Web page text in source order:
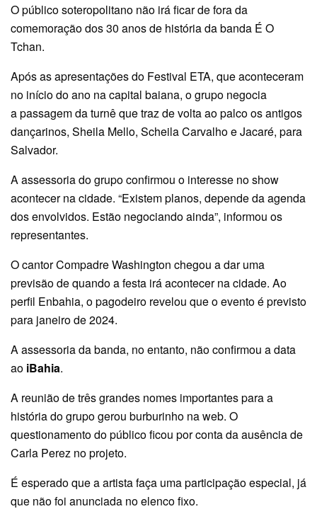
O público soteropolitano não irá ficar de fora da
comemoração dos 30 anos de história da banda É O
Tchan.
Após as apresentações do Festival ETA, que aconteceram
no início do ano na capital baiana, o grupo negocia
a passagem da turnê que traz de volta ao palco os antigos
dançarinos, Sheila Mello, Scheila Carvalho e Jacaré, para
Salvador.
A assessoria do grupo confirmou o interesse no show
acontecer na cidade. “Existem planos, depende da agenda
dos envolvidos. Estão negociando ainda”, informou os
representantes.
O cantor Compadre Washington chegou a dar uma
previsão de quando a festa irá acontecer na cidade. Ao
perfil Enbahia, o pagodeiro revelou que o evento é previsto
para janeiro de 2024.
A assessoria da banda, no entanto, não confirmou a data
ao iBahia.
A reunião de três grandes nomes importantes para a
história do grupo gerou burburinho na web. O
questionamento do público ficou por conta da ausência de
Carla Perez no projeto.
É esperado que a artista faça uma participação especial, já
que não foi anunciada no elenco fixo.